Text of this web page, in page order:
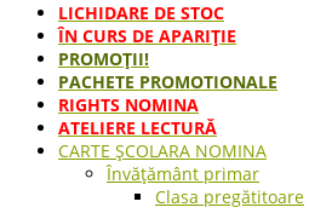
LICHIDARE DE STOC
ÎN CURS DE APARIŢIE
PROMOȚII!
PACHETE PROMOTIONALE
RIGHTS NOMINA
ATELIERE LECTURĂ
CARTE ŞCOLARA NOMINA
Învățământ primar
Clasa pregătitoare